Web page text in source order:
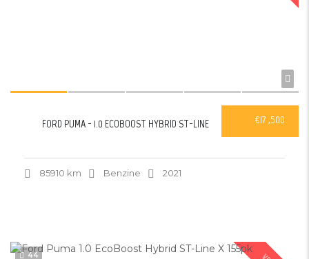
€17 ,500
FORD PUMA - 1.0 ECOBOOST HYBRID ST-LINE
85910 km Benzine 2021
44